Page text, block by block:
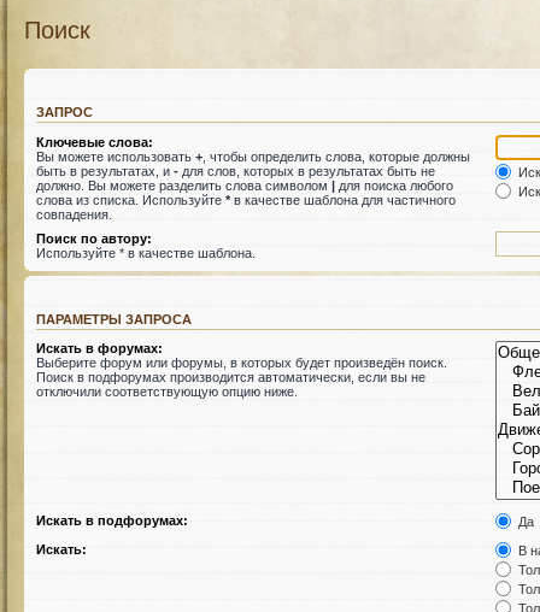
Поиск
ЗАПРОС
Ключевые слова:
Вы можете использовать + , чтобы определить слова, которые должны
быть в результатах, и - для слов, которых в результатах быть не
должно. Вы можете разделить слова символом | для поиска любого
слова из списка. Используйте *в качестве шаблона для частичного
совпадения.
Поиск по автору:
Используйте * в качестве шаблона.
ПАРАМЕТРЫ ЗАПРОСА
Искать в форумах:
Выберите форум или форумы, в которых будет произведён поиск.
Поиск в подфорумах производится автоматически, если вы не
отключили соответствующую опцию ниже.
Искать в подфорумах:
Да
Искать:
В